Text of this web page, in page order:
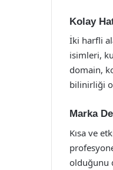
Kolay
İki harfli
isimleri,
domain,
bilinirliği
Marka
Kısa ve
olduğunu